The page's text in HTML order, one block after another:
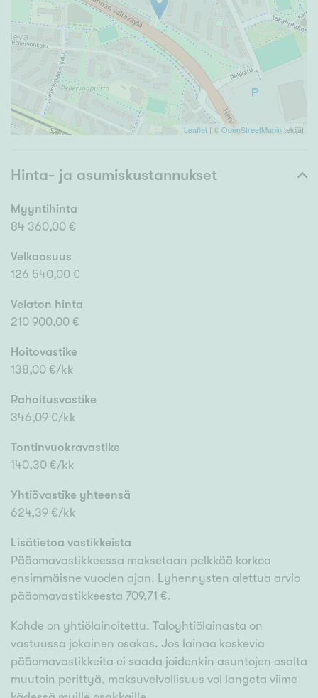
Leaflet | ©OpenStreetMapintekijät
Hinta- ja asumiskustannukset
Myyntihinta
84 360,00 €
Velkaosuus
126 540,00 €
Velaton hinta
210 900,00 €
Hoitovastike
138,00 €/kk
Rahoitusvastike
346,09 €/kk
Tontinvuokravastike
140,30 €/kk
Yhtiövastike yhteensä
624,39 €/kk
Lisätietoa vastikkeista
Pääomavastikkeessa maksetaan pelkkää korkoa
ensimmäisne vuoden ajan. Lyhennysten alettua arvio
pääomavastikkeesta 709,71 €.
Kohde on yhtiölainoitettu. Taloyhtiölainasta on
vastuussa jokainen osakas. Jos lainaa koskevia
pääomavastikkeita ei saada joidenkin asuntojen osalta
muutoin perittyä, maksuvelvollisuus voi langeta viime